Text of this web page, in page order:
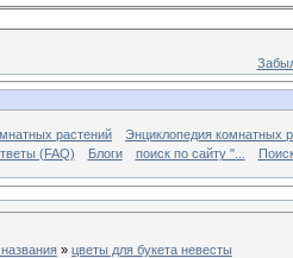
растений
Энциклопедия комнатных
(FAQ) Блоги поиск по сайту "...
» цветы для букета невесты